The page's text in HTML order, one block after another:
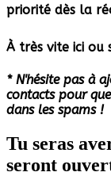
priorité dès la
À très vite ici ou
* N'hésite pas à
contacts pour
dans les spams !
Tu seras
seront